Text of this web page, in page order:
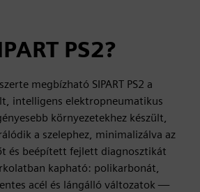
PS2?
megbízható SIPART PS2 a
intelligens elektropneumatikus
környezetekhez készült,
a szelephez, minimalizálva az
és beépített fejlett diagnosztikát
kapható: polikarbonát,
acél és lángálló változatok —